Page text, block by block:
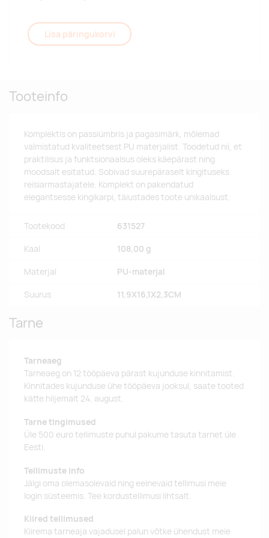
Lisa päringukorvi
Tooteinfo
Komplektis on passiümbris ja pagasimärk, mõlemad
valmistatud kvaliteetsest PU materjalist. Toodetud nii, et
praktilisus ja funktsionaalsus oleks käepärast ning
moodsalt esitatud. Sobivad suurepäraselt kingituseks
reisiarmastajatele. Komplekt on pakendatud
elegantsesse kingikarpi, täiustades toote unikaalsust.
Tootekood 631527
Kaal 108,00 g
Materjal PU-materjal
Suurus 11,9X16,1X2,3CM
Tarne
Tarneaeg
Tarneaeg on 12 tööpäeva pärast kujunduse kinnitamist.
Kinnitades kujunduse ühe tööpäeva jooksul, saate tooted
kätte hiljemalt 24. august.
Tarne tingimused
Üle 500 euro tellimuste puhul pakume tasuta tarnet üle
Eesti.
Tellimuste info
Jälgi oma olemasolevaid ning eelnevaid tellimusi meie
login süsteemis. Tee kordustellimusi lihtsalt.
Kiired tellimused
Kiirema tarneaja vajadusel palun võtke ühendust meie